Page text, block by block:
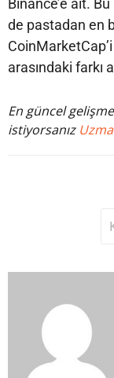
Binance’e ait.
de pastadan en
arasındaki farkı
En güncel
istiyorsanız